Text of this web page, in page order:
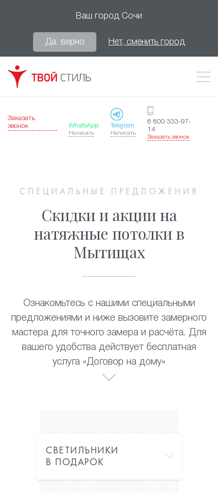
Ваш город Сочи
Да, верно Нет, сменить город
Заказать
звонок
WhatsApp
Написать
Telegram
Написать
8 800 333-97-
14
Заказать звонок
СПЕЦИАЛЬНЫЕ ПРЕДЛОЖЕНИЯ
Скидки и акции на
натяжные потолки в
Мытищах
Ознакомьтесь с нашими специальными
предложениями и ниже вызовите замерного
мастера для точного замера и расчёта. Для
вашего удобства действует бесплатная
услуга «Договор на дому»
СВЕТИЛЬНИКИ
В ПОДАРОК